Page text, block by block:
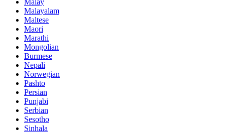
Malay
Malayalam
Maltese
Maori
Marathi
Mongolian
Burmese
Nepali
Norwegian
Pashto
Persian
Punjabi
Serbian
Sesotho
Sinhala